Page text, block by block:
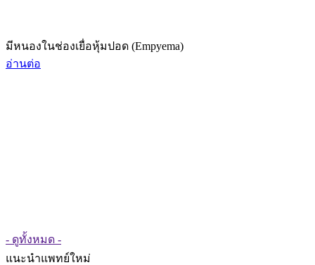
มีหนองในช่องเยื่อหุ้มปอด (Empyema)
อ่านต่อ
- ดูทั้งหมด -
แนะนำแพทย์ใหม่